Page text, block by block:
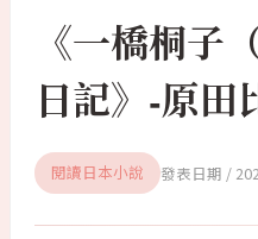
《一橋桐子
日記》-原田
閱讀日本小說